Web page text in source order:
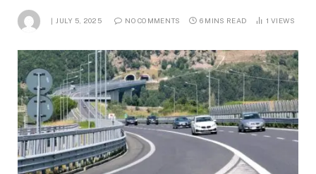
JULY 5, 2025 NO COMMENTS 6 MINS READ 1VIEWS